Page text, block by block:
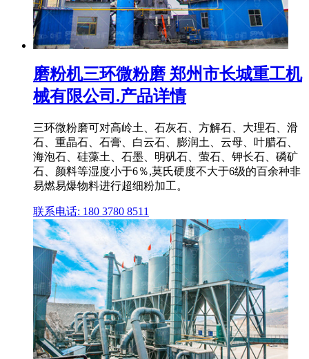
磨粉机三环微粉磨 郑州市长城重工机
械有限公司.产品详情
三环微粉磨可对高岭土、石灰石、方解石、大理石、滑
石、重晶石、石膏、白云石、膨润土、云母、叶腊石、
海泡石、硅藻土、石墨、明矾石、萤石、钾长石、磷矿
石、颜料等湿度小于6％,莫氏硬度不大于6级的百余种非
易燃易爆物料进行超细粉加工。
联系电话: 180 3780 8511